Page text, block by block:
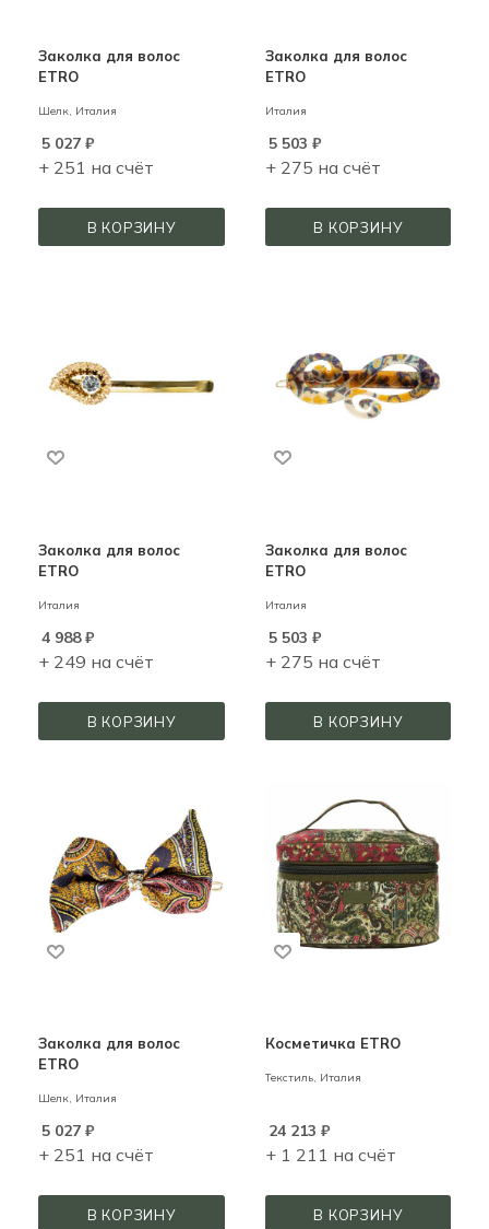
Заколка для волос
ETRO
Шелк, Италия
5 027 ₽
+ 251 на счёт
В КОРЗИНУ
Заколка для волос
ETRO
Италия
5 503 ₽
+ 275 на счёт
В КОРЗИНУ
Заколка для волос
ETRO
Италия
4 988₽
+ 249 на счёт
В КОРЗИНУ
Заколка для волос
ETRO
Италия
5 503 ₽
+ 275 на счёт
В КОРЗИНУ
Заколка для волос
ETRO
Шелк, Италия
5 027 ₽
+ 251 на счёт
В КОРЗИНУ
Косметичка ETRO
Текстиль, Италия
24 213 ₽
+ 1 211 на счёт
В КОРЗИНУ